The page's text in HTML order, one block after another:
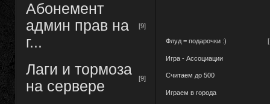
Абонемент
админ прав на
г...
[9]
Лаги и тормоза
на сервере
[9]
Флуд = подарочки :)
Игра - Ассоциации
Считаем до 500
Играем в города